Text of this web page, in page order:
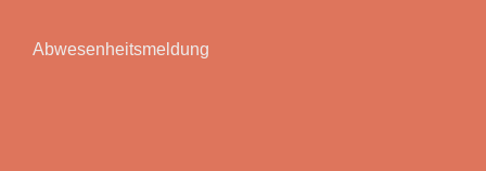
Abwesenheitsmeldung